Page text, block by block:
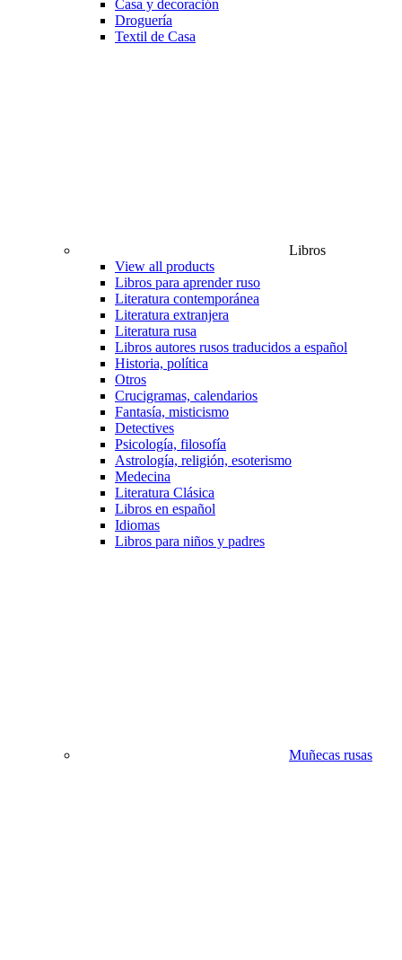
Casa y decoración
Droguería
Textil de Casa
Libros
View all products
Libros para aprender ruso
Literatura contemporánea
Literatura extranjera
Literatura rusa
Libros autores rusos traducidos a español
Historia, política
Otros
Crucigramas, calendarios
Fantasía, misticismo
Detectives
Psicología, filosofía
Astrología, religión, esoterismo
Medecina
Literatura Clásica
Libros en español
Idiomas
Libros para niños y padres
Muñecas rusas